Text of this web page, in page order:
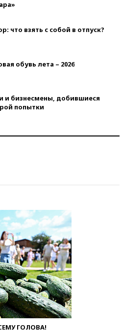
что взять с собой в отпуск?
обувь лета – 2026
и бизнесмены, добившиеся
попытки
ГОЛОВА!